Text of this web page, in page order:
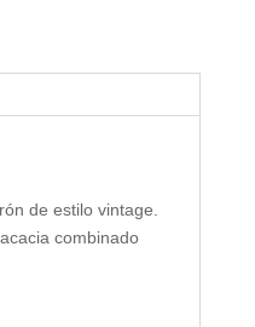
de estilo vintage.
combinado